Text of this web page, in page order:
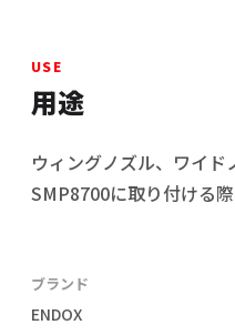
USE
用途
ウィングノズル、ワイド
SMP8700に取り付ける
ブランド
ENDOX